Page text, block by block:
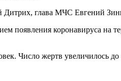
Дитрих, глава МЧС Евгений
появления коронавируса
Число жертв увеличилось до